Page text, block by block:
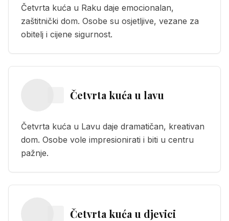
Četvrta kuća u Raku daje emocionalan,
zaštitnički dom. Osobe su osjetljive, vezane za
obitelj i cijene sigurnost.
Četvrta kuća u lavu
Četvrta kuća u Lavu daje dramatičan, kreativan
dom. Osobe vole impresionirati i biti u centru
pažnje.
Četvrta kuća u djevici